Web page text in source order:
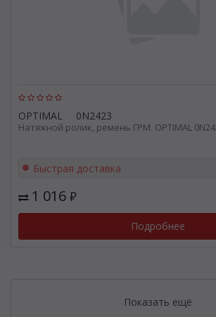
OPTIMAL 0N2423
Натяжной ролик, ремень ГРМ. OPTIMAL
Быстрая доставка
1 016 ₽
Подробнее
Показать ещё